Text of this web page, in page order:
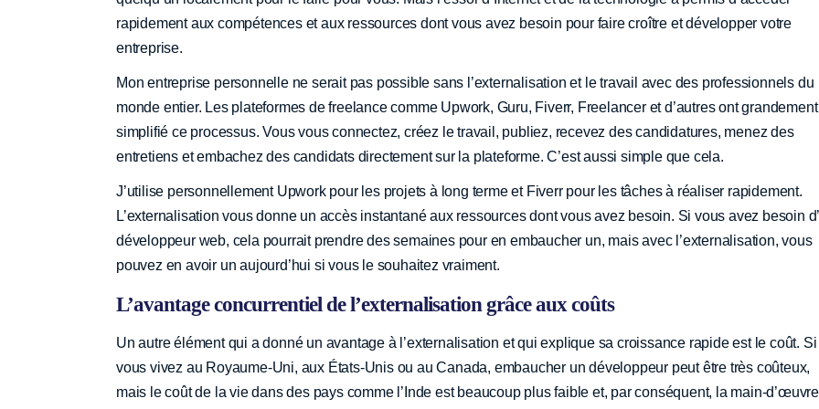
rapidement aux compétences et aux ressources dont vous avez besoin pour faire croître et développer votre
entreprise.
Mon entreprise personnelle ne serait pas possible sans l’externalisation et le travail avec des professionnels du
monde entier. Les plateformes de freelance comme Upwork, Guru, Fiverr, Freelancer et d’autres ont grandement
simplifié ce processus. Vous vous connectez, créez le travail, publiez, recevez des candidatures, menez des
entretiens et embachez des candidats directement sur la plateforme. C’est aussi simple que cela.
J’utilise personnellement Upwork pour les projets à long terme et Fiverr pour les tâches à réaliser rapidement.
L’externalisation vous donne un accès instantané aux ressources dont vous avez besoin. Si vous avez besoin
développeur web, cela pourrait prendre des semaines pour en embaucher un, mais avec l’externalisation, vous
pouvez en avoir un aujourd’hui si vous le souhaitez vraiment.
L’avantage concurrentiel de l’externalisation grâce aux coûts
Un autre élément qui a donné un avantage à l’externalisation et qui explique sa croissance rapide est le coût. Si
vous vivez au Royaume-Uni, aux États-Unis ou au Canada, embaucher un développeur peut être très coûteux,
mais le coût de la vie dans des pays comme l’Inde est beaucoup plus faible et, par conséquent, la main-